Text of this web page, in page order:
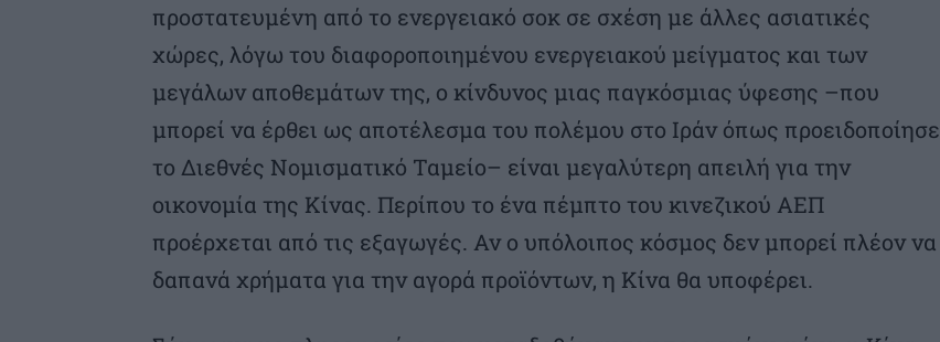
προστατευμένη από το ενεργειακό σοκ σε σχέση με άλλες ασιατικές
χώρες, λόγω του διαφοροποιημένου ενεργειακού μείγματος και των
μεγάλων αποθεμάτων της, ο κίνδυνος μιας παγκόσμιας ύφεσης –που
μπορεί να έρθει ως αποτέλεσμα του πολέμου στο Ιράν όπως προειδοποίησε
το Διεθνές Νομισματικό Ταμείο– είναι μεγαλύτερη απειλή για την
οικονομία της Κίνας. Περίπου το ένα πέμπτο του κινεζικού ΑΕΠ
προέρχεται από τις εξαγωγές. Αν ο υπόλοιπος κόσμος δεν μπορεί πλέον να
δαπανά χρήματα για την αγορά προϊόντων, η Κίνα θα υποφέρει.